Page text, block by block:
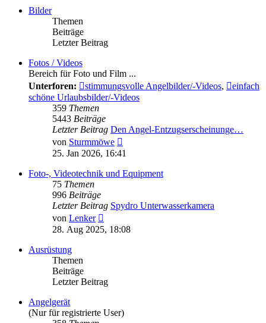
Bilder
Themen
Beiträge
Letzter Beitrag
Fotos / Videos
Bereich für Foto und Film ...
Unterforen:
stimmungsvolle Angelbilder/-Videos,
einfach
schöne Urlaubsbilder/-Videos
359 Themen
5443 Beiträge
Letzter Beitrag Den Angel-Entzugserscheinunge…
von Sturmmöwe
Beitrag
25. Jan 2026, 16:41
Foto-, Videotechnik und Equipment
75 Themen
996 Beiträge
Letzter Beitrag Spydro Unterwasserkamera
von Lenker
Beitrag
28. Aug 2025, 18:08
Ausrüstung
Themen
Beiträge
Letzter Beitrag
Angelgerät
(Nur für registrierte User)